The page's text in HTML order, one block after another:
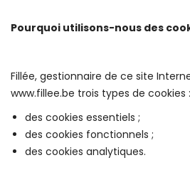
Pourquoi utilisons-nous des
Fillée, gestionnaire de ce site
www.fillee.be trois types de cookies :
des cookies essentiels ;
des cookies fonctionnels ;
des cookies analytiques.